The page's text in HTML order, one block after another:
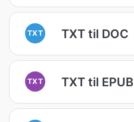
TXT TXT til DOC
TXT TXT til EPUB